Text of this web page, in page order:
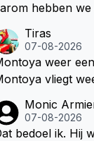
hebben
Tiras
07-08-2026
weer
vliegt
Monic
07-08-2026
bedoel ik. Hij